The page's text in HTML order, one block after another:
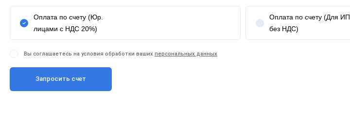
Оплата по счету (Юр.
лицами с НДС 20%)
Оплата по счету (Для ИП
без НДС)
Вы соглашаетесь на условия обработки ваших персональных данных